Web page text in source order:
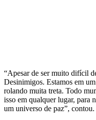
“Apesar de ser muito difícil
Desinimigos. Estamos em
rolando muita treta. Todo
isso em qualquer lugar, para
um universo de paz”, contou.